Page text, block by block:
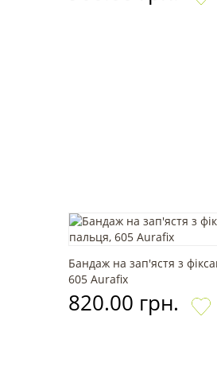
Бандаж на зап'ястя з
605 Aurafix
820.00 грн.